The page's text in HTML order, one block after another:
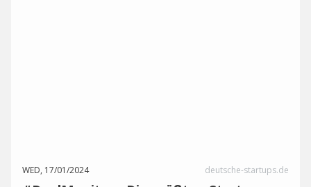
WED, 17/01/2024 deutsche-startups.de